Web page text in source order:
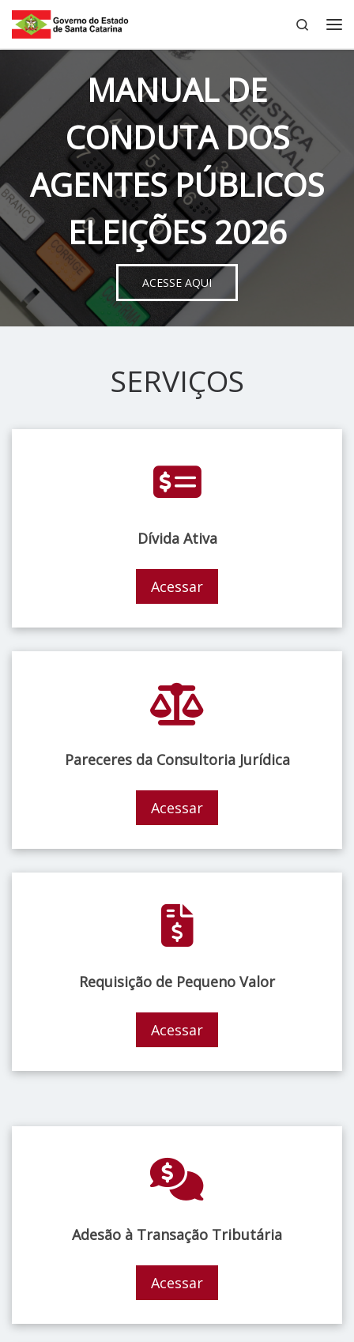
Skip to content
Search
MANUAL DE
CONDUTA DOS
AGENTES PÚBLICOS
ELEIÇÕES 2026
ACESSE AQUI
SERVIÇOS
Dívida Ativa
Acessar
Pareceres da Consultoria Jurídica
Acessar
Requisição de Pequeno Valor
Acessar
Adesão à Transação Tributária
Acessar